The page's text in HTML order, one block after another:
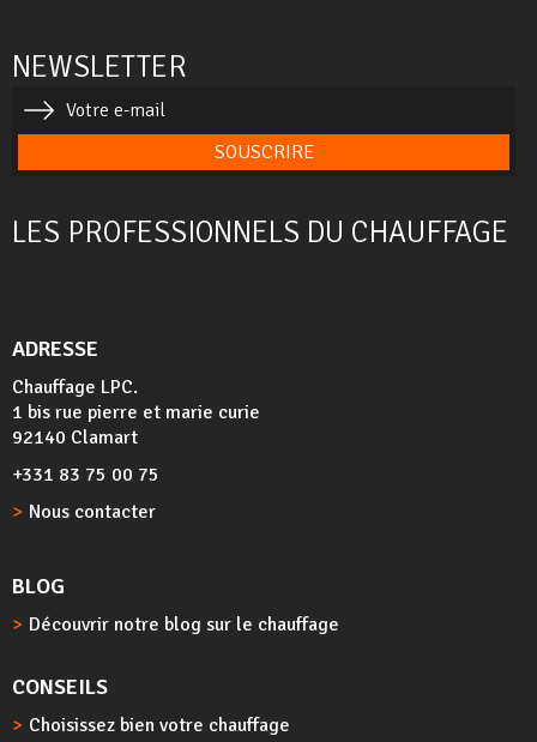
NEWSLETTER
SOUSCRIRE
LES PROFESSIONNELS DU CHAUFFAGE
ADRESSE
Chauffage LPC.
1 bis rue pierre et marie curie
92140 Clamart
+331 83 75 00 75
Nous contacter
BLOG
Découvrir notre blog sur le chauffage
CONSEILS
Choisissez bien votre chauffage